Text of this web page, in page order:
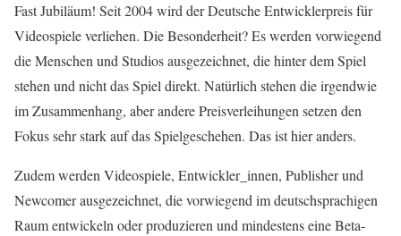
Fast Jubiläum! Seit 2004 wird der Deutsche Entwicklerpreis für
Videospiele verliehen. Die Besonderheit? Es werden vorwiegend
die Menschen und Studios ausgezeichnet, die hinter dem Spiel
stehen und nicht das Spiel direkt. Natürlich stehen die irgendwie
im Zusammenhang, aber andere Preisverleihungen setzen den
Fokus sehr stark auf das Spielgeschehen. Das ist hier anders.
Zudem werden Videospiele, Entwickler_innen, Publisher und
Newcomer ausgezeichnet, die vorwiegend im deutschsprachigen
Raum entwickeln oder produzieren und mindestens eine Beta-